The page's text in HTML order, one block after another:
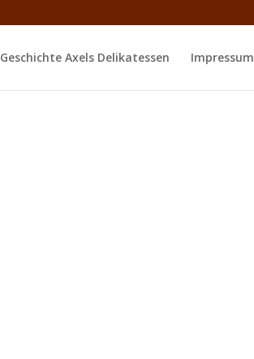
Axels Delikatessen Impressum